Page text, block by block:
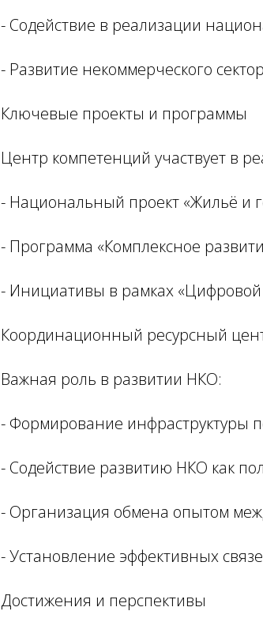
- Содействие в реализации
- Развитие некоммерческого
Ключевые проекты и программы
Центр компетенций участвует в
- Национальный проект «Жильё и
- Программа «Комплексное
- Инициативы в рамках «Цифровой
Координационный ресурсный
Важная роль в развитии НКО:
- Формирование инфраструктуры
- Содействие развитию НКО как
- Организация обмена опытом
- Установление эффективных
Достижения и перспективы